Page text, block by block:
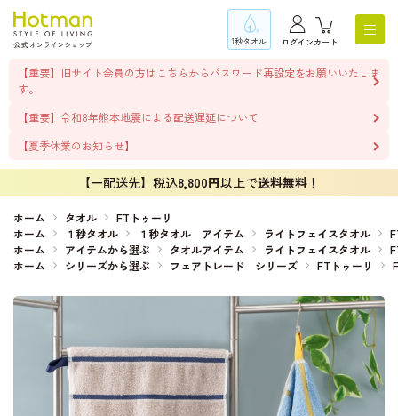
1秒タオル ログインカート
【重要】旧サイト会員の方はこちらからパスワード再設定をお願いいたしま
す。
【重要】令和8年熊本地震による配送遅延について
【夏季休業のお知らせ】
【一配送先】税込8,800円以上で送料無料！
ホーム タオル
FTトゥーリ
ホーム
１秒タオル １秒タオル アイテム ライトフェイスタオル
ホーム
アイテムから選ぶ タオルアイテム ライトフェイスタオル
ホーム
シリーズから選ぶ フェアトレード シリーズ FTトゥーリ